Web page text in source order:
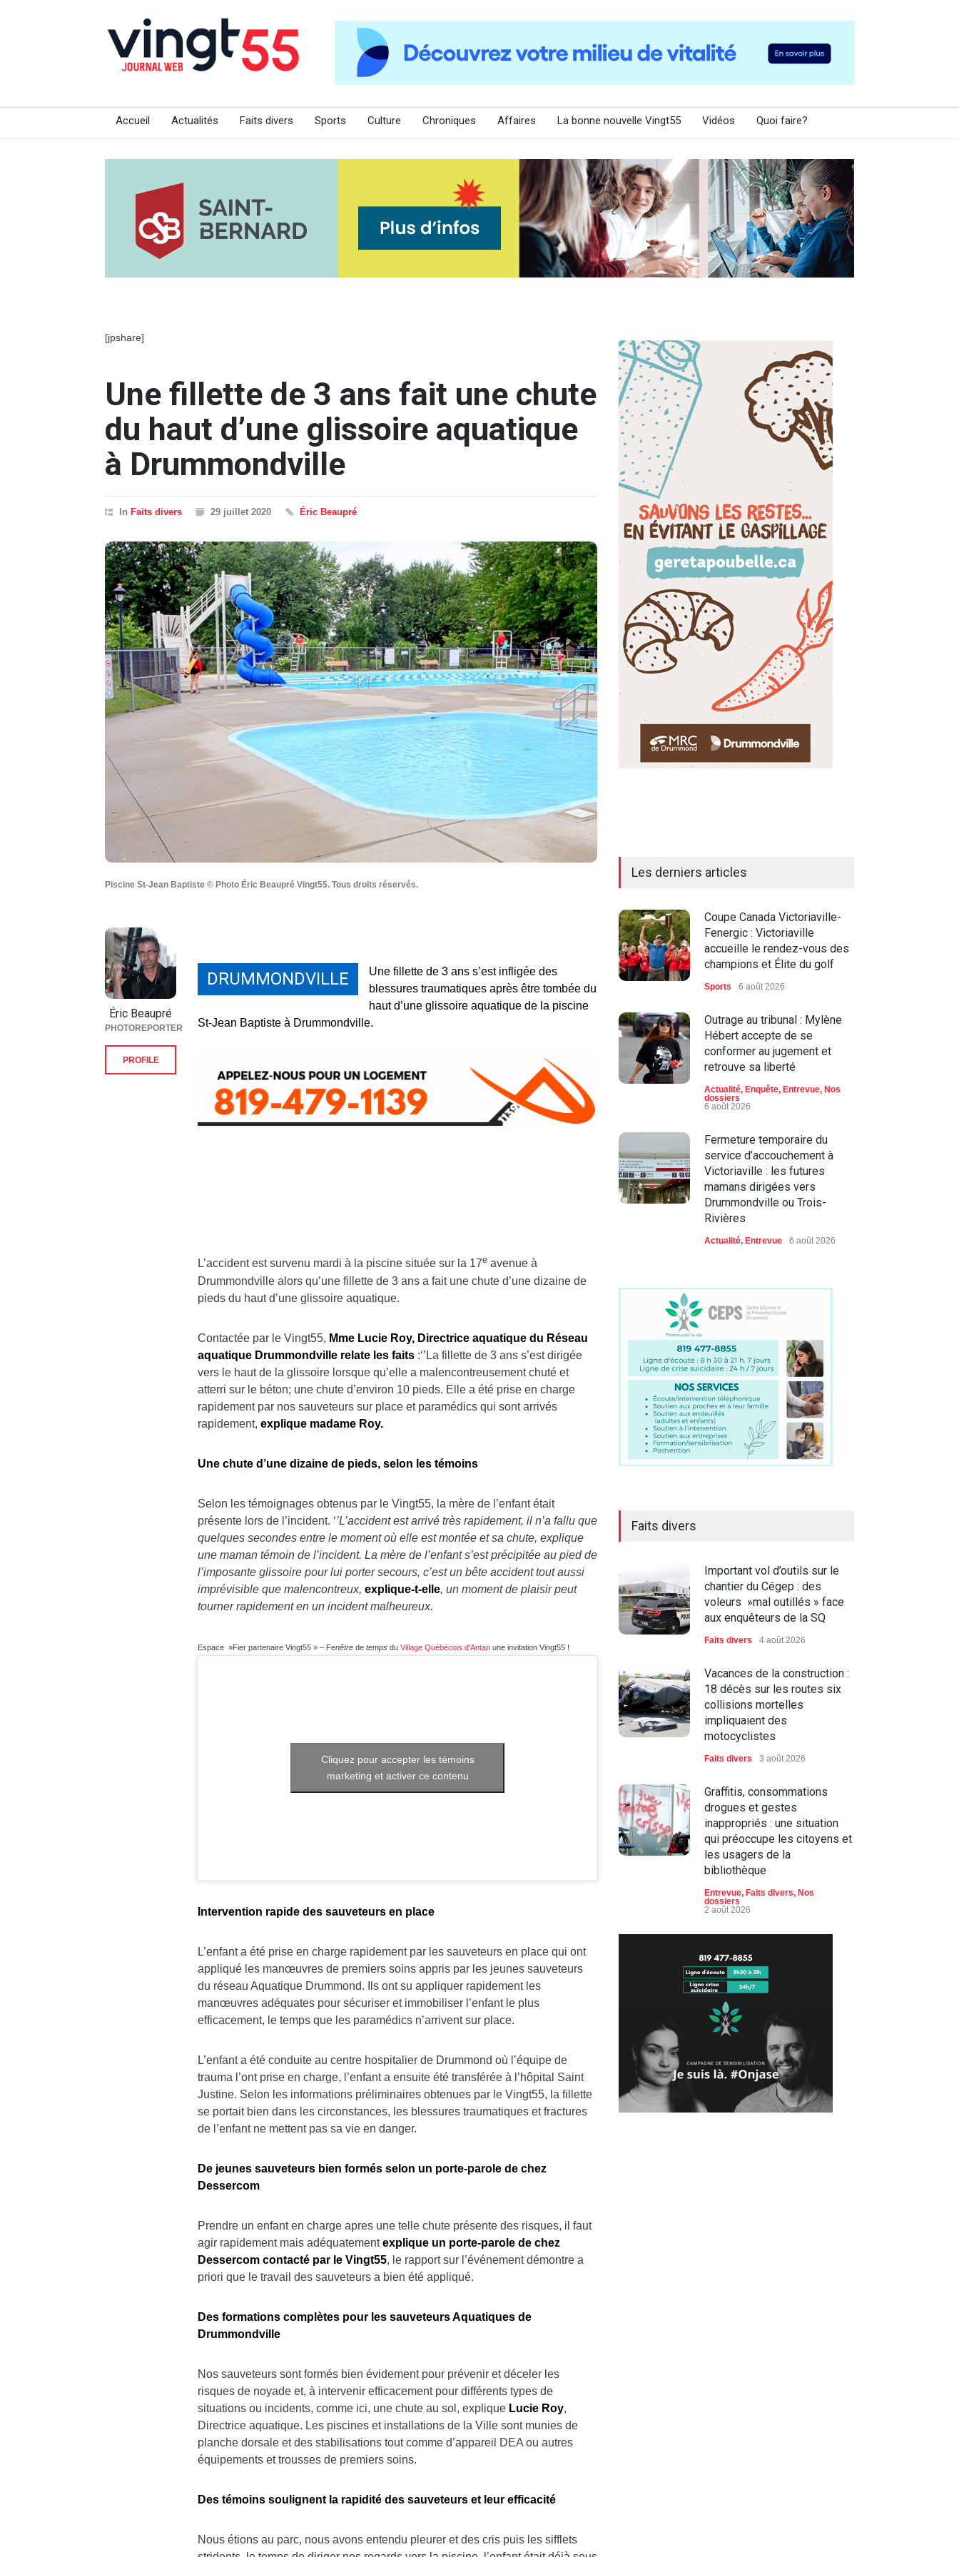
Accueil Actualités Faits divers Sports Culture Chroniques Affaires La bonne nouvelle Vingt55 Vidéos Quoi faire?
[jpshare]
Une fillette de 3 ans fait une chute
du haut d’une glissoire aquatique
à Drummondville
In Faits divers 29 juillet 2020 Éric Beaupré
Piscine St-Jean Baptiste © Photo Éric Beaupré Vingt55. Tous droits réservés.
DRUMMONDVILLE
Une fillette de 3 ans s’est infligée des
blessures traumatiques après être tombée du
haut d’une glissoire aquatique de la piscine
St-Jean Baptiste à Drummondville.
L’accident est survenu mardi à la piscine située sur la 17e avenue à
Drummondville alors qu’une fillette de 3 ans a fait une chute d’une dizaine de
pieds du haut d’une glissoire aquatique.
Contactée par le Vingt55, Mme Lucie Roy, Directrice aquatique du Réseau
aquatique Drummondville relate les faits :‘’La fillette de 3 ans s’est dirigée
vers le haut de la glissoire lorsque qu’elle a malencontreusement chuté et
atterri sur le béton; une chute d’environ 10 pieds. Elle a été prise en charge
rapidement par nos sauveteurs sur place et paramédics qui sont arrivés
rapidement, explique madame Roy.
Une chute d’une dizaine de pieds, selon les témoins
Selon les témoignages obtenus par le Vingt55, la mère de l’enfant était
présente lors de l’incident. ‘’L’accident est arrivé très rapidement, il n’a fallu que
quelques secondes entre le moment où elle est montée et sa chute, explique
une maman témoin de l’incident. La mère de l’enfant s’est précipitée au pied de
l’imposante glissoire pour lui porter secours, c’est un bête accident tout aussi
imprévisible que malencontreux, explique-t-elle, un moment de plaisir peut
tourner rapidement en un incident malheureux.
Espace »Fier partenaire Vingt55 » – Fenêtre de temps du Village Québécois d’Antan une invitation Vingt55 !
Cliquez pour accepter les témoins
marketing et activer ce contenu
Intervention rapide des sauveteurs en place
L’enfant a été prise en charge rapidement par les sauveteurs en place qui ont
appliqué les manœuvres de premiers soins appris par les jeunes sauveteurs
du réseau Aquatique Drummond. Ils ont su appliquer rapidement les
manœuvres adéquates pour sécuriser et immobiliser l’enfant le plus
efficacement, le temps que les paramédics n’arrivent sur place.
L’enfant a été conduite au centre hospitalier de Drummond où l’équipe de
trauma l’ont prise en charge, l’enfant a ensuite été transférée à l’hôpital Saint
Justine. Selon les informations préliminaires obtenues par le Vingt55, la fillette
se portait bien dans les circonstances, les blessures traumatiques et fractures
de l’enfant ne mettent pas sa vie en danger.
De jeunes sauveteurs bien formés selon un porte-parole de chez
Dessercom
Prendre un enfant en charge apres une telle chute présente des risques, il faut
agir rapidement mais adéquatementexplique un porte-parole de chez
Dessercom contacté par le Vingt55, le rapport sur l’événement démontre a
priori que le travail des sauveteurs a bien été appliqué.
Des formations complètes pour les sauveteurs Aquatiques de
Drummondville
Nos sauveteurs sont formés bien évidement pour prévenir et déceler les
risques de noyade et, à intervenir efficacement pour différents types de
situations ou incidents, comme ici, une chute au sol, explique Lucie Roy,
Directrice aquatique. Les piscines et installations de la Ville sont munies de
planche dorsale et des stabilisations tout comme d’appareil DEA ou autres
équipements et trousses de premiers soins.
Des témoins soulignent la rapidité des sauveteurs et leur efficacité
Nous étions au parc, nous avons entendu pleurer et des cris puis les sifflets
Éric Beaupré
PHOTOREPORTER
PROFILE
Les derniers articles
Coupe Canada Victoriaville-
Fenergic : Victoriaville
accueille le rendez-vous des
champions et Élite du golf
Sports 6 août 2026
Outrage au tribunal : Mylène
Hébert accepte de se
conformer au jugement et
retrouve sa liberté
Actualité, Enquête, Entrevue, Nos
dossiers
6 août 2026
Fermeture temporaire du
service d’accouchement à
Victoriaville : les futures
mamans dirigées vers
Drummondville ou Trois-
Rivières
Actualité, Entrevue 6 août 2026
Faits divers
Important vol d’outils sur le
chantier du Cégep : des
voleurs »mal outillés » face
aux enquêteurs de la SQ
Faits divers 4 août 2026
Vacances de la construction :
18 décès sur les routes six
collisions mortelles
impliquaient des
motocyclistes
Faits divers 3 août 2026
Graffitis, consommations
drogues et gestes
inappropriés : une situation
qui préoccupe les citoyens et
les usagers de la
bibliothèque
Entrevue, Faits divers, Nos
dossiers
2 août 2026